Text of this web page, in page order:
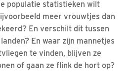
populatie statistieken wilt
meer vrouwtjes dan
En verschilt dit tussen
En waar zijn mannetjes
te vinden, blijven ze
of gaan ze flink de hort op?